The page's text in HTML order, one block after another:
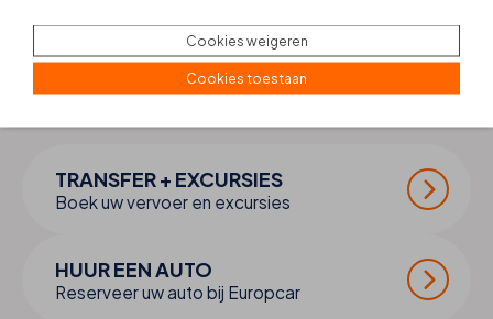
MAAK UWREISCOMPLEET
TRANSFER + EXCURSIES
Boek uw vervoer en excursies
HUUR EEN AUTO
Reserveer uw auto bij Europcar
Cookies weigeren
Cookies toestaan